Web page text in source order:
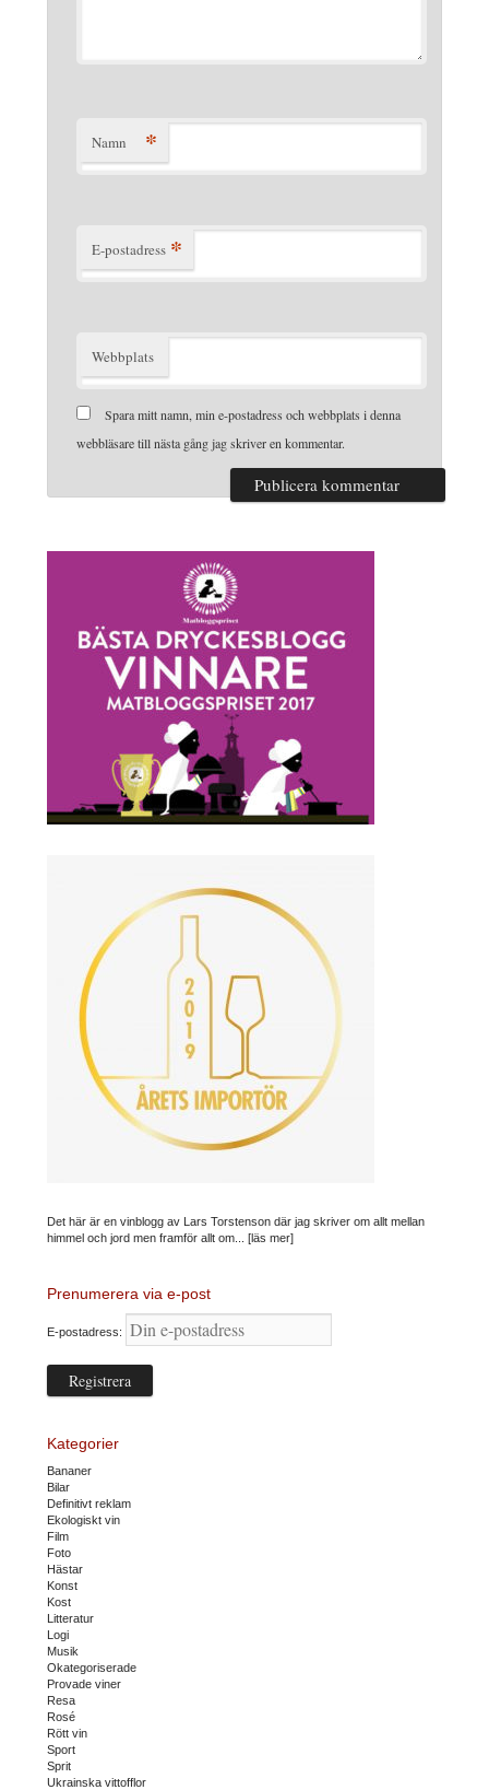
Namn *
E-postadress *
Webbplats
Spara mitt namn, min e-postadress och webbplats i denna
webbläsare till nästa gång jag skriver en kommentar.
Det här är en vinblogg av Lars Torstenson där jag skriver om allt mellan
himmel och jord men framför allt om... [läs mer]
Prenumerera via e-post
E-postadress:
Kategorier
Bananer
Bilar
Definitivt reklam
Ekologiskt vin
Film
Foto
Hästar
Konst
Kost
Litteratur
Logi
Musik
Okategoriserade
Provade viner
Resa
Rosé
Rött vin
Sport
Sprit
Ukrainska vittofflor